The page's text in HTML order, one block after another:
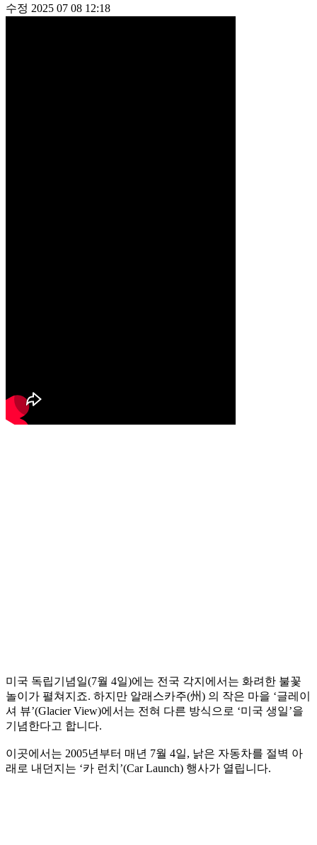
수정 2025 07 08 12:18
미국 독립기념일(7월 4일)에는 전국 각지에서는 화려한 불꽃
놀이가 펼쳐지죠. 하지만 알래스카주(州) 의 작은 마을 ‘글레이
셔 뷰’(Glacier View)에서는 전혀 다른 방식으로 ‘미국 생일’을
기념한다고 합니다.
이곳에서는 2005년부터 매년 7월 4일, 낡은 자동차를 절벽 아
래로 내던지는 ‘카 런치’(Car Launch) 행사가 열립니다.